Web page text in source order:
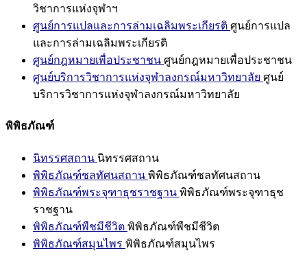
วิชาการแห่งจุฬาฯ
ศูนย์การแปลและการล่ามเฉลิมพระเกียรติ ศูนย์การแปล
และการล่ามเฉลิมพระเกียรติ
ศูนย์กฎหมายเพื่อประชาชน ศูนย์กฎหมายเพื่อประชาชน
ศูนย์บริการวิชาการแห่งจุฬาลงกรณ์มหาวิทยาลัย ศูนย์
บริการวิชาการแห่งจุฬาลงกรณ์มหาวิทยาลัย
พิพิธภัณฑ์
นิทรรศสถาน นิทรรศสถาน
พิพิธภัณฑ์ชลทัศนสถาน พิพิธภัณฑ์ชลทัศนสถาน
พิพิธภัณฑ์พระจุฑาธุชราชฐาน พิพิธภัณฑ์พระจุฑาธุช
ราชฐาน
พิพิธภัณฑ์พืชมีชีวิต พิพิธภัณฑ์พืชมีชีวิต
พิพิธภัณฑ์สมุนไพร พิพิธภัณฑ์สมุนไพร